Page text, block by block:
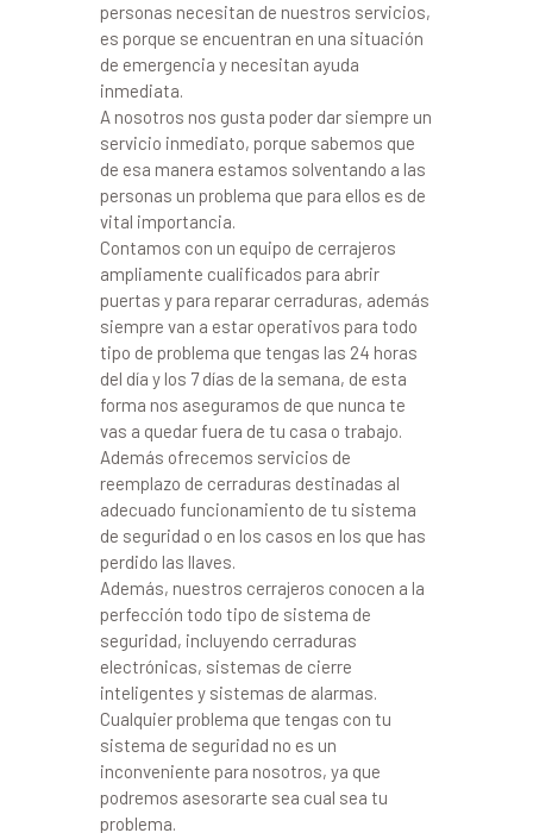
personas necesitan de nuestros servicios,
es porque se encuentran en una situación
de emergencia y necesitan ayuda
inmediata.
A nosotros nos gusta poder dar siempre un
servicio inmediato, porque sabemos que
de esa manera estamos solventando a las
personas un problema que para ellos es de
vital importancia.
Contamos con un equipo de cerrajeros
ampliamente cualificados para abrir
puertas y para reparar cerraduras, además
siempre van a estar operativos para todo
tipo de problema que tengas las 24 horas
del día y los 7 días de la semana, de esta
forma nos aseguramos de que nunca te
vas a quedar fuera de tu casa o trabajo.
Además ofrecemos servicios de
reemplazo de cerraduras destinadas al
adecuado funcionamiento de tu sistema
de seguridad o en los casos en los que has
perdido las llaves.
Además, nuestros cerrajeros conocen a la
perfección todo tipo de sistema de
seguridad, incluyendo cerraduras
electrónicas, sistemas de cierre
inteligentes y sistemas de alarmas.
Cualquier problema que tengas con tu
sistema de seguridad no es un
inconveniente para nosotros, ya que
podremos asesorarte sea cual sea tu
problema.